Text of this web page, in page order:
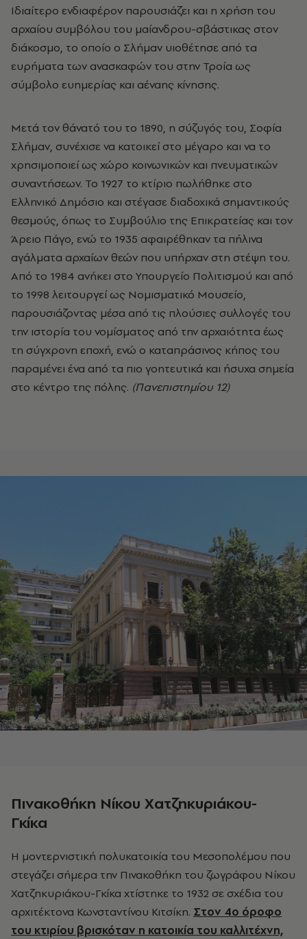
Ιδιαίτερο ενδιαφέρον παρουσιάζει και η χρήση του
αρχαίου συμβόλου του μαίανδρου-σβάστικας στον
διάκοσμο, το οποίο ο Σλήμαν υιοθέτησε από τα
ευρήματα των ανασκαφών του στην Τροία ως
σύμβολο ευημερίας και αέναης κίνησης.
Μετά τον θάνατό του το 1890, η σύζυγός του, Σοφία
Σλήμαν, συνέχισε να κατοικεί στο μέγαρο και να το
χρησιμοποιεί ως χώρο κοινωνικών και πνευματικών
συναντήσεων. Το 1927 το κτίριο πωλήθηκε στο
Ελληνικό Δημόσιο και στέγασε διαδοχικά σημαντικούς
θεσμούς, όπως το Συμβούλιο της Επικρατείας και τον
Άρειο Πάγο, ενώ το 1935 αφαιρέθηκαν τα πήλινα
αγάλματα αρχαίων θεών που υπήρχαν στη στέψη του.
Από το 1984 ανήκει στο Υπουργείο Πολιτισμού και από
το 1998 λειτουργεί ως Νομισματικό Μουσείο,
παρουσιάζοντας μέσα από τις πλούσιες συλλογές του
την ιστορία του νομίσματος από την αρχαιότητα έως
τη σύγχρονη εποχή, ενώ ο καταπράσινος κήπος του
παραμένει ένα από τα πιο γοητευτικά και ήσυχα σημεία
στο κέντρο της πόλης. (Πανεπιστημίου 12)
Πινακοθήκη Νίκου Χατζηκυριάκου-
Γκίκα
Η μοντερνιστική πολυκατοικία του Μεσοπολέμου που
στεγάζει σήμερα την Πινακοθήκη του ζωγράφου Νίκου
Χατζηκυριάκου-Γκίκα χτίστηκε το 1932 σε σχέδια του
αρχιτέκτονα Κωνσταντίνου Κιτσίκη. Στον 4ο όροφο
του κτιρίου βρισκόταν η κατοικία του καλλιτέχνη,